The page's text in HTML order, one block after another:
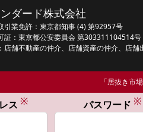
ダード株式会社
引業免許：東京都知事 (4) 第92957号
証：東京都公安委員会 第303311104514号
店舗不動産の仲介、店舗資産の仲介、店舗
「居抜き市
ス ※ パスワード ※